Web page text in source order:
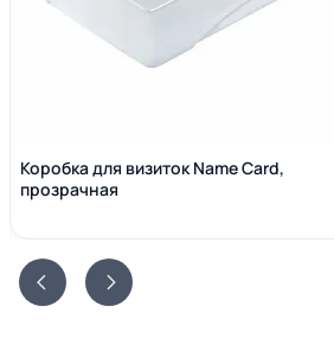
Коробка для визиток Name Сard,
прозрачная